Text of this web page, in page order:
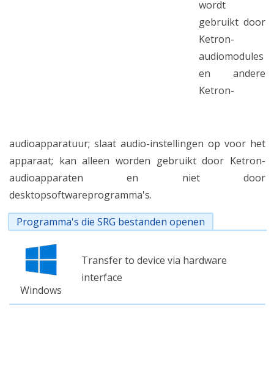
wordt
gebruikt door
Ketron-
audiomodules
en andere
Ketron-
audioapparatuur; slaat audio-instellingen op voor het
apparaat; kan alleen worden gebruikt door Ketron-
audioapparaten en niet door
desktopsoftwareprogramma's.
Programma's die SRG bestanden openen
Windows
Transfer to device via hardware
interface